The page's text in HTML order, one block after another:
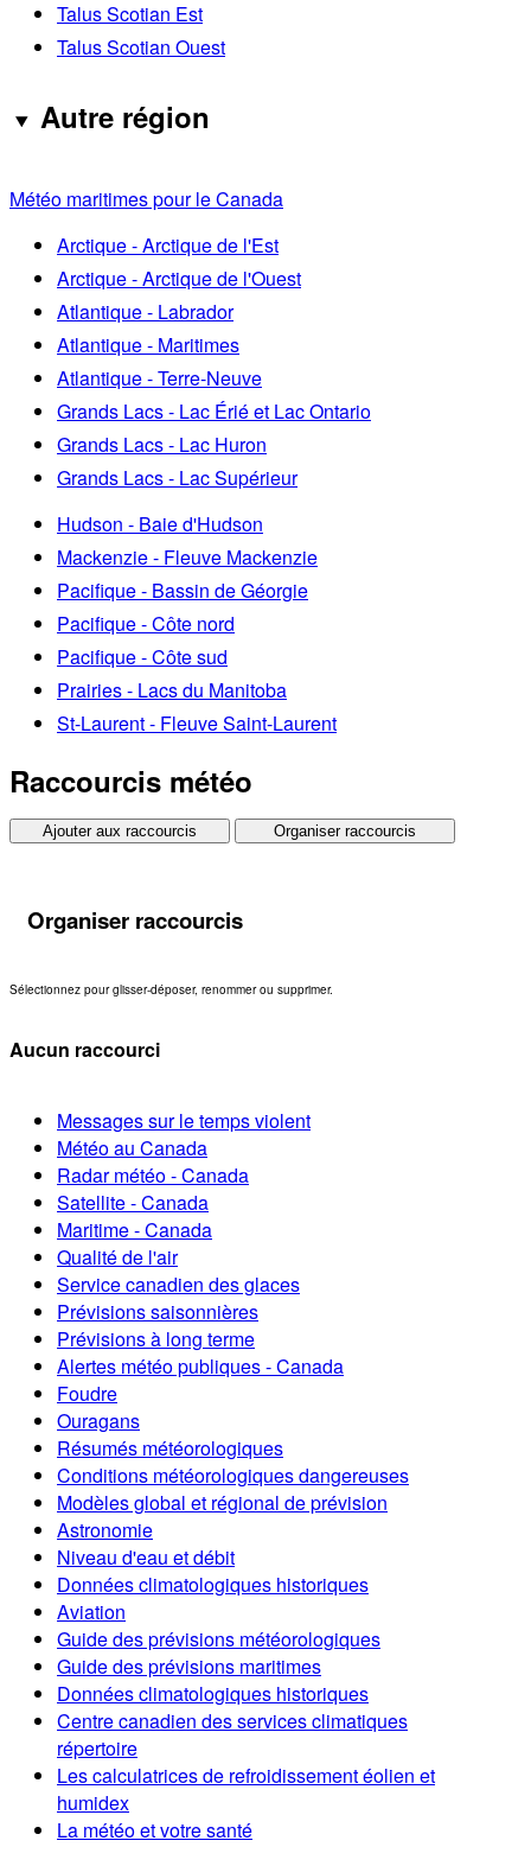
Talus Scotian Est
Talus Scotian Ouest
Autre région
Météo maritimes pour le Canada
Arctique - Arctique de l'Est
Arctique - Arctique de l'Ouest
Atlantique - Labrador
Atlantique - Maritimes
Atlantique - Terre-Neuve
Grands Lacs - Lac Érié et Lac Ontario
Grands Lacs - Lac Huron
Grands Lacs - Lac Supérieur
Hudson - Baie d'Hudson
Mackenzie - Fleuve Mackenzie
Pacifique - Bassin de Géorgie
Pacifique - Côte nord
Pacifique - Côte sud
Prairies - Lacs du Manitoba
St-Laurent - Fleuve Saint-Laurent
Raccourcis météo
Ajouter aux raccourcis Organiser raccourcis
Organiser raccourcis
Sélectionnez pour glisser-déposer, renommer ou supprimer.
Aucun raccourci
Messages sur le temps violent
Météo au Canada
Radar météo - Canada
Satellite - Canada
Maritime - Canada
Qualité de l'air
Service canadien des glaces
Prévisions saisonnières
Prévisions à long terme
Alertes météo publiques - Canada
Foudre
Ouragans
Résumés météorologiques
Conditions météorologiques dangereuses
Modèles global et régional de prévision
Astronomie
Niveau d'eau et débit
Données climatologiques historiques
Aviation
Guide des prévisions météorologiques
Guide des prévisions maritimes
Données climatologiques historiques
Centre canadien des services climatiques
répertoire
Les calculatrices de refroidissement éolien et
humidex
La météo et votre santé